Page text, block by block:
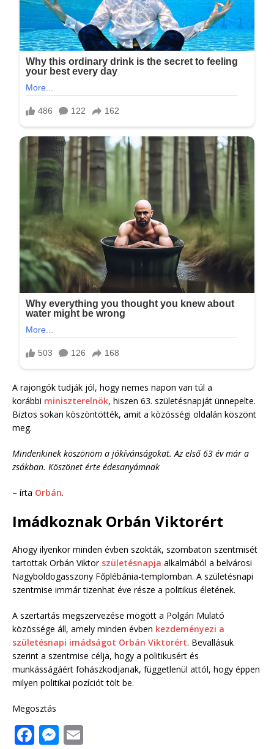
A rajongók tudják jól, hogy nemes napon van túl a
korábbi miniszterelnök, hiszen 63. születésnapját ünnepelte.
Biztos sokan köszöntötték, amit a közösségi oldalán köszönt
meg.
Mindenkinek köszönöm a jókívánságokat. Az első 63 év már a
zsákban. Köszönet érte édesanyámnak
– írta Orbán.
Imádkoznak Orbán Viktorért
Ahogy ilyenkor minden évben szokták, szombaton szentmisét
tartottak Orbán Viktor születésnapja alkalmából a belvárosi
Nagyboldogasszony Főplébánia-templomban. A születésnapi
szentmise immár tizenhat éve része a politikus életének.
A szertartás megszervezése mögött a Polgári Mulató
közössége áll, amely minden évben kezdeményezi a
születésnapi imádságot Orbán Viktorért. Bevallásuk
szerint a szentmise célja, hogy a politikusért és
munkásságáért fohászkodjanak, függetlenül attól, hogy éppen
milyen politikai pozíciót tölt be.
Megosztás
F M